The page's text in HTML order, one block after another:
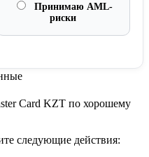
Принимаю AML-
риски
Card KZT по хорошему
следующие действия: